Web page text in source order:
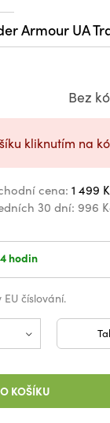
Armour UA
Bez
kliknutím na
cena: 1 499
30 dní: 996
hodin
číslování.
KOŠÍKU